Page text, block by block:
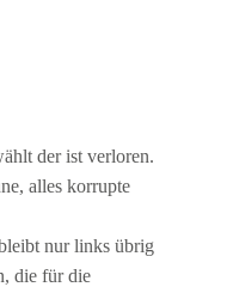
der ist verloren.
alles korrupte
nur links übrig
die für die